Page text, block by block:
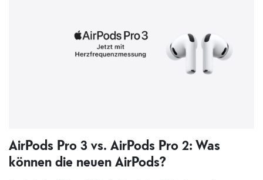
AirPods Pro 3 vs. AirPods Pro 2: Was
können die neuen AirPods?